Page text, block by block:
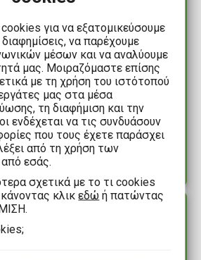
Kill
34,99€
Warhammer 40000: Kill
Team - Codex:
Nachmund
Διαθέσιμα: 2
για να εξατομικεύσουμε
να παρέχουμε
μέσων και να αναλύουμε
μας. Μοιραζόμαστε επίσης
με τη χρήση του ιστότοπού
μας στα μέσα
τη διαφήμιση και την
ενδέχεται να τις συνδυάσουν
που τους έχετε παράσχει
από τη χρήση των
εσάς.
σχετικά με το τι cookies
κλικεδώ ή πατώντας